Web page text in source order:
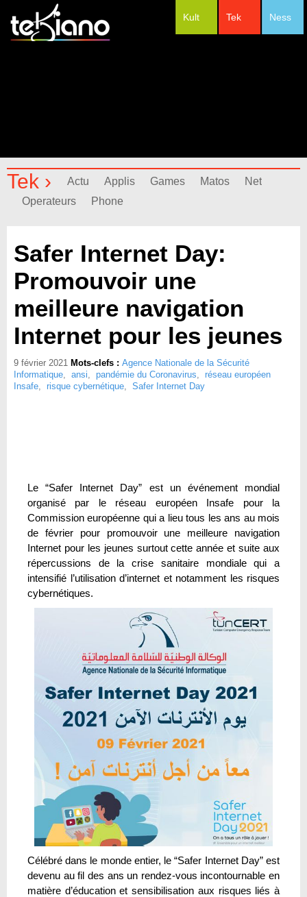
Ness
Tek
Kult
Tek › Actu Applis Games Matos
Net
Operateurs
Phone
Safer Internet Day:
Promouvoir une
meilleure navigation
Internet pour les jeunes
9 février 2021 Mots-clefs : Agence Nationale de la Sécurité
Informatique, ansi, pandémie du Coronavirus, réseau européen
Insafe, risque cybernétique, Safer Internet Day
Le “Safer Internet Day” est un événement mondial
organisé par le réseau européen Insafe pour la
Commission européenne qui a lieu tous les ans au mois
de février pour promouvoir une meilleure navigation
Internet pour les jeunes surtout cette année et suite aux
répercussions de la crise sanitaire mondiale qui a
intensifié l’utilisation d’internet et notamment les risques
cybernétiques.
Célébré dans le monde entier, le “Safer Internet Day” est
devenu au fil des ans un rendez-vous incontournable en
matière d’éducation et sensibilisation aux risques liés à